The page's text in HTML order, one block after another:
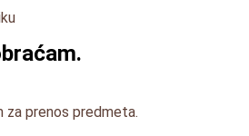
.
prenos predmeta.